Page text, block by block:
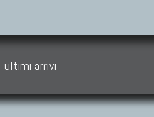
ultimi arrivi